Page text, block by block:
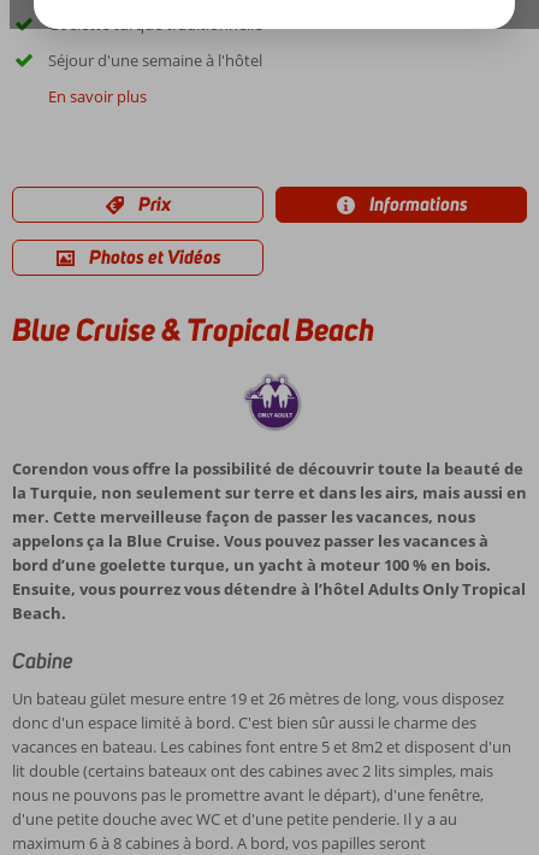
Goelette turque traditionnelle
Séjour d'une semaine à l'hôtel
En savoir plus
Prix Informations
Photos et Vidéos
Blue Cruise & Tropical Beach
Corendon vous offre la possibilité de découvrir toute la beauté de
la Turquie, non seulement sur terre et dans les airs, mais aussi en
mer. Cette merveilleuse façon de passer les vacances, nous
appelons ça la Blue Cruise. Vous pouvez passer les vacances à
bord d’une goelette turque, un yacht à moteur 100 % en bois.
Ensuite, vous pourrez vous détendre à l’hôtel Adults Only Tropical
Beach.
Cabine
Un bateau gület mesure entre 19 et 26 mètres de long, vous disposez
donc d'un espace limité à bord. C'est bien sûr aussi le charme des
vacances en bateau. Les cabines font entre 5 et 8m2 et disposent d'un
lit double (certains bateaux ont des cabines avec 2 lits simples, mais
nous ne pouvons pas le promettre avant le départ), d'une fenêtre,
d'une petite douche avec WC et d'une petite penderie. Il y a au
maximum 6 à 8 cabines à bord. A bord, vos papilles seront